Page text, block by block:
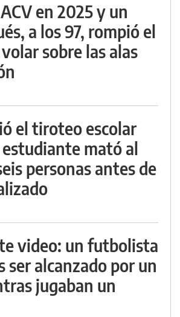
en 2025 y un
a los 97, rompió el
sobre las alas
el tiroteo escolar
mató al
personas antes de
video: un futbolista
ser alcanzado por un
jugaban un